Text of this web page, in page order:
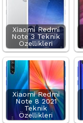
Xiaomi Redmi
Note 3 Teknik
Özellikleri
Xiaomi Redmi
Note 8 2021
Teknik
Özellikleri